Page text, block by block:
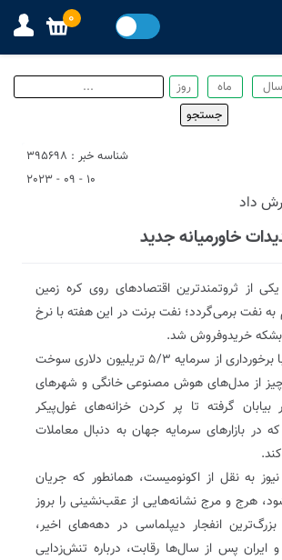
شناسه خبر : 395698
10 - 09 - 2023
داد
خاورمیانه جدید
یکی از ثروتمندترین اقتصادهای روی کره زمین
نفت برمی‌‌گردد؛ نفت برنت در این هفته با نرخ
اقتصاد خاورمیانه با برخورداری از سرمایه ۵/۳ تریلیون دلاری سوخت
از مدل‌های هوش مصنوعی خانگی و شهرهای
گرفته تا پر کردن خزانه‌های غول‌پیکر
در بازارهای سرمایه جهان به دنبال معاملات
به نقل از اکونومیست، همانطور که جریان
هرج و مرج نشانه‌هایی از عقب‌نشینی را بروز
انفجار دیپلماسی در دهه‌‌های اخیر،
پس از سال‌ها رقابت، درباره تنش‌زدایی
0